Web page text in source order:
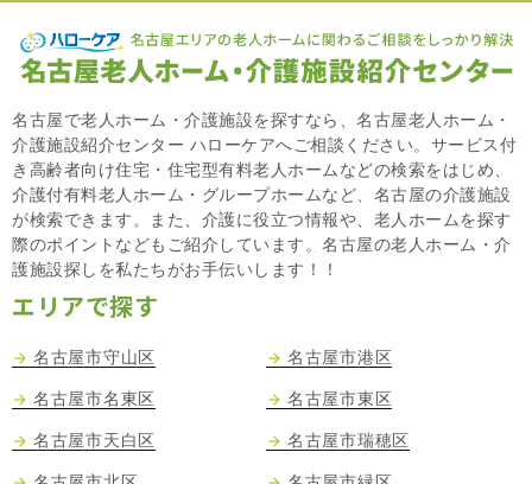
名古屋で老人ホーム・介護施設を探すなら、名古屋老人ホーム・
介護施設紹介センター ハローケアへご相談ください。サービス付
き高齢者向け住宅・住宅型有料老人ホームなどの検索をはじめ、
介護付有料老人ホーム・グループホームなど、名古屋の介護施設
が検索できます。また、介護に役立つ情報や、老人ホームを探す
際のポイントなどもご紹介しています。名古屋の老人ホーム・介
護施設探しを私たちがお手伝いします！！
エリアで探す
名古屋市守山区
名古屋市名東区
名古屋市天白区
名古屋市港区
名古屋市東区
名古屋市瑞穂区